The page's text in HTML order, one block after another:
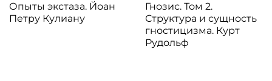
Опыты экстаза. Йоан
Петру Кулиану
Гнозис. Том 2.
Структура и сущность
гностицизма. Курт
Рудольф